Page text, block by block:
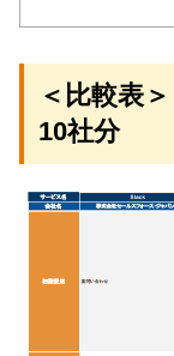
＜比較表
10社分